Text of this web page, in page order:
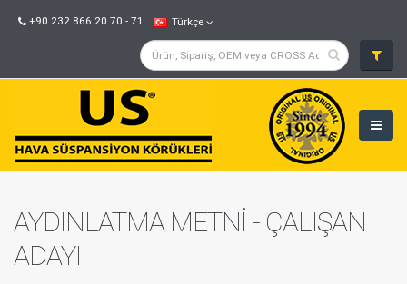
+90 232 866 20 70 - 71 Türkçe
AYDINLATMA METNİ - ÇALIŞAN
ADAYI